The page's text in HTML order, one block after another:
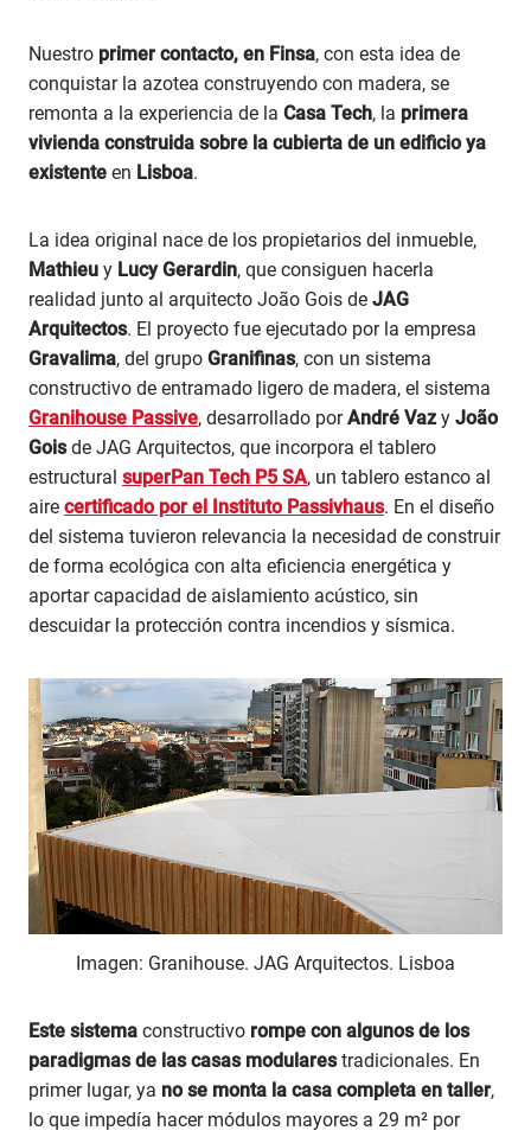
Nuestro primer contacto, en Finsa, con esta idea de
conquistar la azotea construyendo con madera, se
remonta a la experiencia de la Casa Tech, la primera
vivienda construida sobre la cubierta de un edificio ya
existente en Lisboa.
La idea original nace de los propietarios del inmueble,
Mathieu y Lucy Gerardin, que consiguen hacerla
realidad junto al arquitecto João Gois de JAG
Arquitectos. El proyecto fue ejecutado por la empresa
Gravalima, del grupo Granifinas, con un sistema
constructivo de entramado ligero de madera, el sistema
Granihouse Passive, desarrollado porAndré Vazy João
Goisde JAG Arquitectos, que incorpora el tablero
estructural superPan Tech P5 SA, un tablero estanco al
aire certificado por el Instituto Passivhaus. En el diseño
del sistema tuvieron relevancia la necesidad de construir
de forma ecológica con alta eficiencia energética y
aportar capacidad de aislamiento acústico, sin
descuidar la protección contra incendios y sísmica.
Imagen: Granihouse. JAG Arquitectos. Lisboa
Este sistema constructivo rompe con algunos de los
paradigmas de las casas modularestradicionales. En
primer lugar, ya no se monta la casa completa en taller,
lo que impedía hacer módulos mayores a 29 m² por